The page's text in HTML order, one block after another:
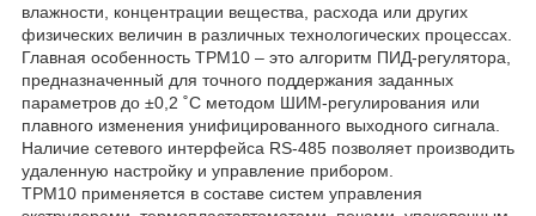
влажности, концентрации вещества, расхода или других
физических величин в различных технологических процессах.
Главная особенность ТРМ10 – это алгоритм ПИД-регулятора,
предназначенный для точного поддержания заданных
параметров до ±0,2 ˚С методом ШИМ-регулирования или
плавного изменения унифицированного выходного сигнала.
Наличие сетевого интерфейса RS-485 позволяет производить
удаленную настройку и управление прибором.
ТРМ10 применяется в составе систем управления